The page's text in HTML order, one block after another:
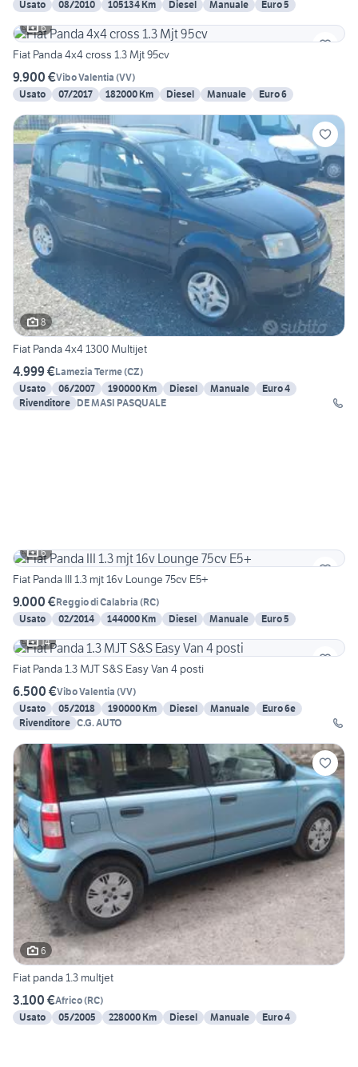
Usato
08/2010 105134 Km Diesel Manuale
Euro 5
6
Fiat Panda 4x4 cross 1.3 Mjt 95cv
9.900 €Vibo Valentia (VV)
Usato
07/2017 182000 Km Diesel Manuale Euro 6
8
Fiat Panda 4x4 1300 Multijet
4.999 €Lamezia Terme(CZ)
Usato
06/2007 190000 Km Diesel Manuale
Euro 4
Rivenditore DE MASI PASQUALE
6
Fiat Panda III 1.3 mjt 16v Lounge 75cv E5+
9.000 €Reggio di Calabria (RC)
Usato
02/2014 144000 Km Diesel Manuale
Euro 5
14
Fiat Panda 1.3 MJT S&S Easy Van 4 posti
6.500 €Vibo Valentia (VV)
Usato
05/2018 190000 Km Diesel Manuale
Euro 6e
Rivenditore C.G. AUTO
6
Fiat panda 1.3 multjet
3.100 €Africo(RC)
Usato
05/2005 228000 Km Diesel Manuale Euro 4